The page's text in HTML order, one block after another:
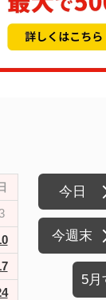
今日
今週末
5月